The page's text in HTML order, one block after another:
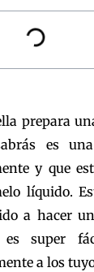
prepara
es
y que
líquido.
a hacer
super
a los